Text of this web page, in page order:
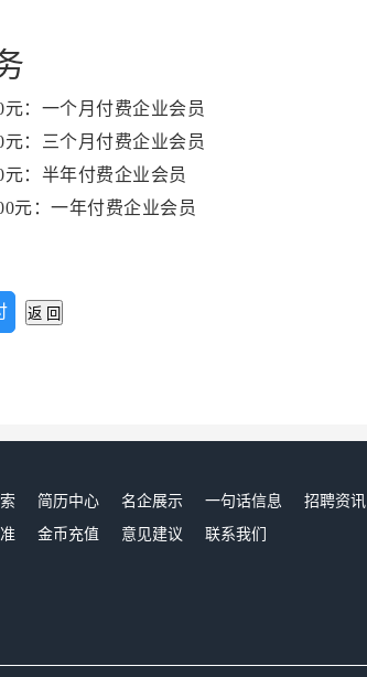
元：一个月付费企业会员
元：三个月付费企业会员
元：半年付费企业会员
元：一年付费企业会员
简历中心 名企展示 一句话信息 招聘资讯
金币充值 意见建议 联系我们